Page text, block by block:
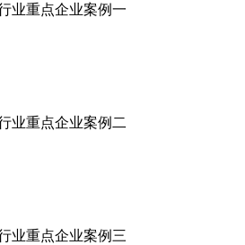
业重点企业案例一
业重点企业案例二
业重点企业案例三